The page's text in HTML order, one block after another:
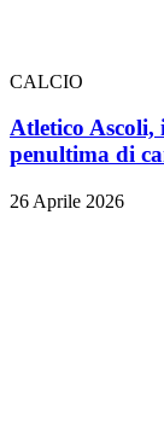
CALCIO
Atletico Ascoli,
penultima di
26 Aprile 2026